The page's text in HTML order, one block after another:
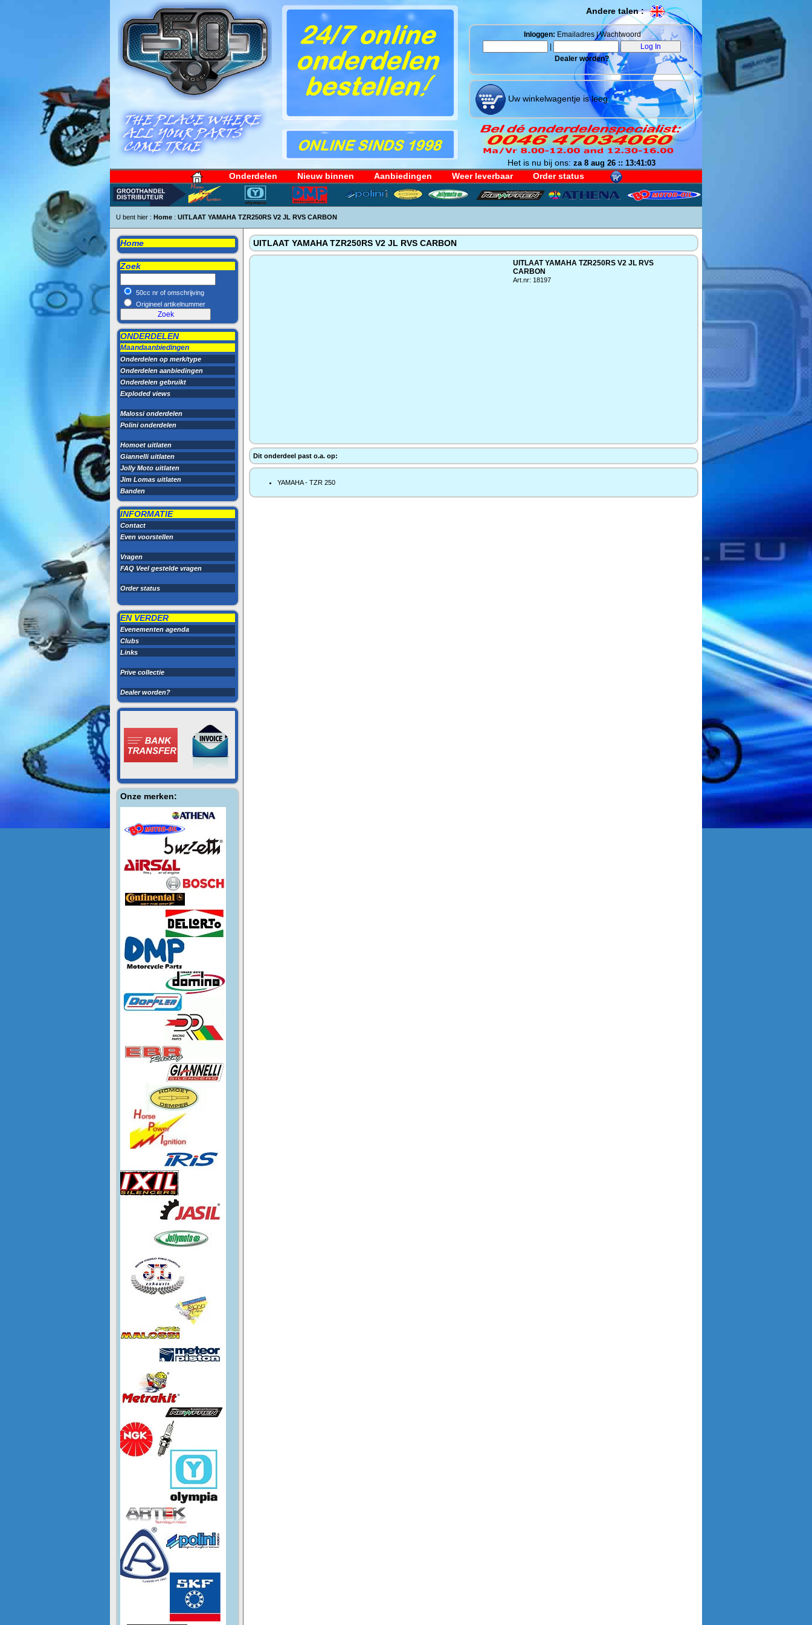
Andere talen :
Inloggen: Emailadres | Wachtwoord
Dealer worden?
Uw winkelwagentje is leeg.
Het is nu bij ons: za 8 aug 26 :: 13:41:04
Onderdelen Nieuw binnen Aanbiedingen Weer leverbaar Order status
U bent hier : Home : UITLAAT YAMAHA TZR250RS V2 JL RVS CARBON
Home
Zoek
50cc nr of omschrijving
Origineel artikelnummer
ONDERDELEN
Maandaanbiedingen
Onderdelen op merk/type
Onderdelen aanbiedingen
Onderdelen gebruikt
Exploded views
Malossi onderdelen
Polini onderdelen
Homoet uitlaten
Giannelli uitlaten
Jolly Moto uitlaten
Jim Lomas uitlaten
Banden
INFORMATIE
Contact
Even voorstellen
Vragen
FAQ Veel gestelde vragen
Order status
EN VERDER
Evenementen agenda
Clubs
Links
Prive collectie
Dealer worden?
Onze merken:
UITLAAT YAMAHA TZR250RS V2 JL RVS CARBON
UITLAAT YAMAHA TZR250RS V2 JL RVS
CARBON
Art.nr: 18197
Dit onderdeel past o.a. op:
YAMAHA - TZR 250